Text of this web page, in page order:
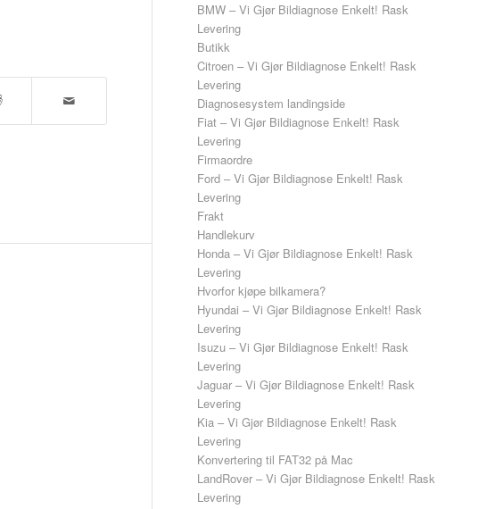
BMW – Vi Gjør Bildiagnose Enkelt! Rask
Levering
Butikk
Citroen – Vi Gjør Bildiagnose Enkelt! Rask
Levering
Diagnosesystem landingside
Fiat – Vi Gjør Bildiagnose Enkelt! Rask
Levering
Firmaordre
Ford – Vi Gjør Bildiagnose Enkelt! Rask
Levering
Frakt
Handlekurv
Honda – Vi Gjør Bildiagnose Enkelt! Rask
Levering
Hvorfor kjøpe bilkamera?
Hyundai – Vi Gjør Bildiagnose Enkelt! Rask
Levering
Isuzu – Vi Gjør Bildiagnose Enkelt! Rask
Levering
Jaguar – Vi Gjør Bildiagnose Enkelt! Rask
Levering
Kia – Vi Gjør Bildiagnose Enkelt! Rask
Levering
Konvertering til FAT32 på Mac
LandRover – Vi Gjør Bildiagnose Enkelt! Rask
Levering